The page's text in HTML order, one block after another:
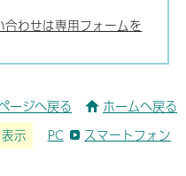
わせは専用フォームを
ージへ戻る ホームへ戻る
表示 PC スマートフォン